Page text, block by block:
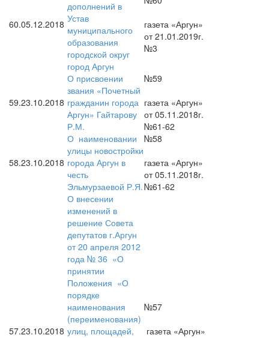
60.05.12.2018
дополнений в
Устав
муниципального
образования
городской округ
город Аргун
газета «Аргун»
от 21.01.2019г.
№3
59.23.10.2018
О присвоении
звания «Почетный
гражданин города
Аргун» Гайтарову
Р.М.
№59
газета «Аргун»
от 05.11.2018г.
№61-62
58.23.10.2018
О наименовании
улицы новостройки
города Аргун в
честь
Эльмурзаевой Р.Я.
№58
газета «Аргун»
от 05.11.2018г.
№61-62
57.23.10.2018
О внесении
изменений в
решение Совета
депутатов г.Аргун
от 20 апреля 2012
года № 36 «О
принятии
Положения «О
порядке
наименования
(переименования)
улиц, площадей,
№57
газета «Аргун»